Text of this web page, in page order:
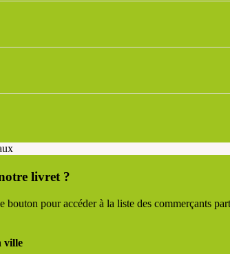
livret ?
bouton pour accéder à la liste des commerçants
ville